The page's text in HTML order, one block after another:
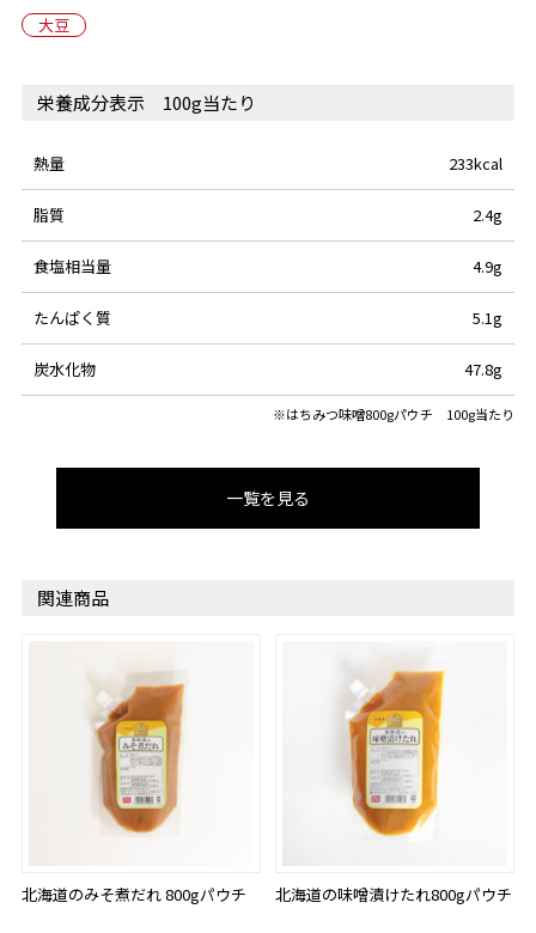
大豆
栄養成分表示 100g当たり
熱量 233kcal
脂質 2.4g
食塩相当量 4.9g
たんぱく質 5.1g
炭水化物 47.8g
※はちみつ味噌800gパウチ 100g当たり
一覧を見る
関連商品
北海道のみそ煮だれ 800gパウチ 北海道の味噌漬けたれ800gパウチ